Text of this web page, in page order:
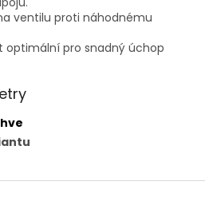
ventilu proti náhodnému
optimální pro snadný úchop